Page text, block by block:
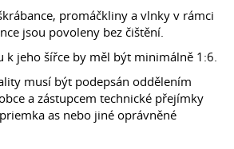
promáčkliny a vlnky v rámci
jsou povoleny bez čištění.
k jeho šířce by měl být minimálně 1:6.
musí být podepsán oddělením
a zástupcem technické přejímky
as nebo jiné oprávněné